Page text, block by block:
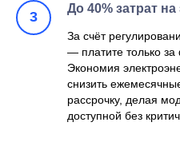
До 40% затрат
За счёт
— платите только за
Экономия
снизить
рассрочку, делая
доступной без